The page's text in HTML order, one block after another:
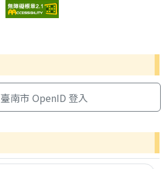
臺南市 OpenID 登入